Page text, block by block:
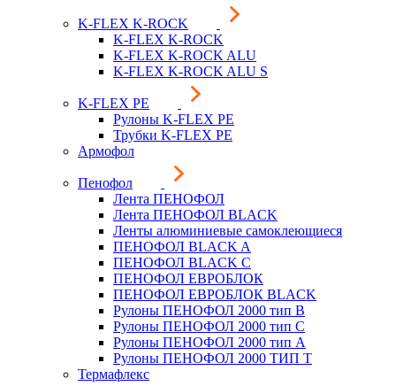
K-FLEX K-ROCK
K-FLEX K-ROCK
K-FLEX K-ROCK ALU
K-FLEX K-ROCK ALU S
K-FLEX PE
Рулоны K-FLEX PE
Трубки K-FLEX PE
Армофол
Пенофол
Лента ПЕНОФОЛ
Лента ПЕНОФОЛ BLACK
Ленты алюминиевые самоклеющиеся
ПЕНОФОЛ BLACK A
ПЕНОФОЛ BLACK С
ПЕНОФОЛ ЕВРОБЛОК
ПЕНОФОЛ ЕВРОБЛОК BLACK
Рулоны ПЕНОФОЛ 2000 тип B
Рулоны ПЕНОФОЛ 2000 тип C
Рулоны ПЕНОФОЛ 2000 тип А
Рулоны ПЕНОФОЛ 2000 ТИП Т
Термафлекс